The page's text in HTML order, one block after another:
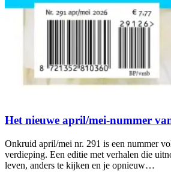
Het nieuwe april/mei-nummer
Onkruid april/mei nr. 291 is een nummer
verdieping. Een editie met verhalen die
leven, anders te kijken en je opnieuw…